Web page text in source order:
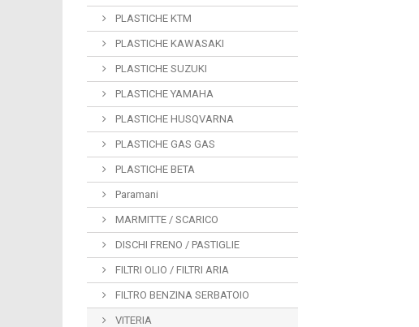
PLASTICHE KTM
PLASTICHE KAWASAKI
PLASTICHE SUZUKI
PLASTICHE YAMAHA
PLASTICHE HUSQVARNA
PLASTICHE GAS GAS
PLASTICHE BETA
Paramani
MARMITTE / SCARICO
DISCHI FRENO / PASTIGLIE
FILTRI OLIO / FILTRI ARIA
FILTRO BENZINA SERBATOIO
VITERIA